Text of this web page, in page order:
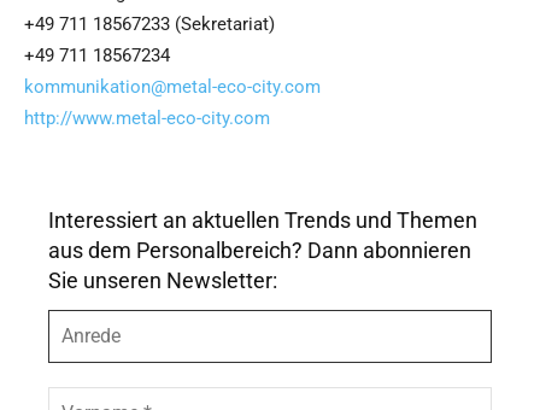
+49 711 18567233 (Sekretariat)
+49 711 18567234
kommunikation@metal-eco-city.com
http://www.metal-eco-city.com
Interessiert an aktuellen Trends und Themen
aus dem Personalbereich? Dann abonnieren
Sie unseren Newsletter:
r
e